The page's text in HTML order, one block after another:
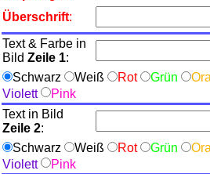
Überschrift:
Text & Farbe in
Bild Zeile 1:
Schwarz
Weiß Rot Grün
Violett
Pink
Text in Bild
Zeile 2:
Schwarz
Weiß Rot Grün
Violett
Pink